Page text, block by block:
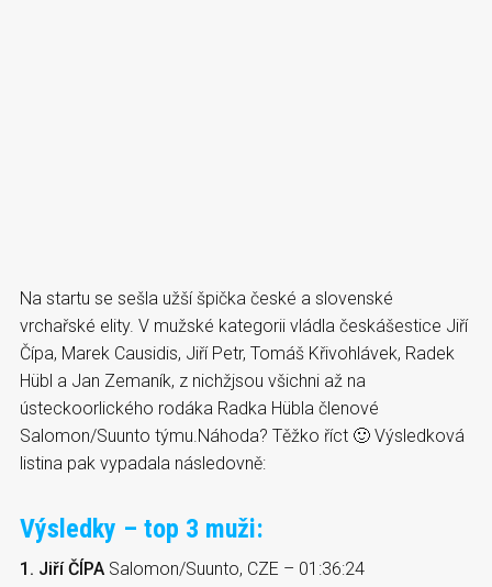
Na startu se sešla užší špička české a slovenské
vrchařské elity. V mužské kategorii vládla českášestice Jiří
Čípa, Marek Causidis, Jiří Petr, Tomáš Křivohlávek, Radek
Hübl a Jan Zemaník, z nichžjsou všichni až na
ústeckoorlického rodáka Radka Hübla členové
Salomon/Suunto týmu.Náhoda? Těžko říct 🙂 Výsledková
listina pak vypadala následovně:
Výsledky – top 3 muži:
1. Jiří ČÍPA Salomon/Suunto, CZE – 01:36:24